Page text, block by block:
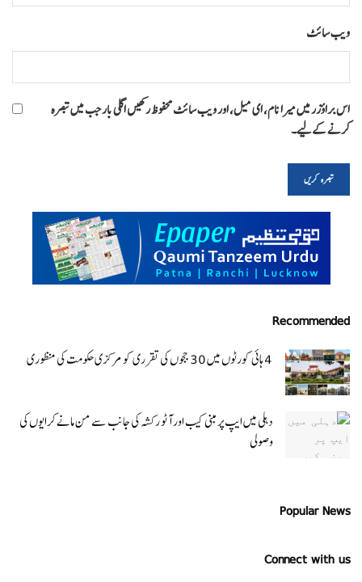
ویب‌ سائٹ
اس براؤزر میں میرا نام، ای میل، اور ویب سائٹ محفوظ رکھیں اگلی بار جب میں تبصرہ
کرنے کےلیے۔
Recommended
دہلی میں ایپ پر مبنی کیب اور آٹو رکشہ کی جانب سے من مانے کرایوں کی
وصولی
Popular News
Connect with us